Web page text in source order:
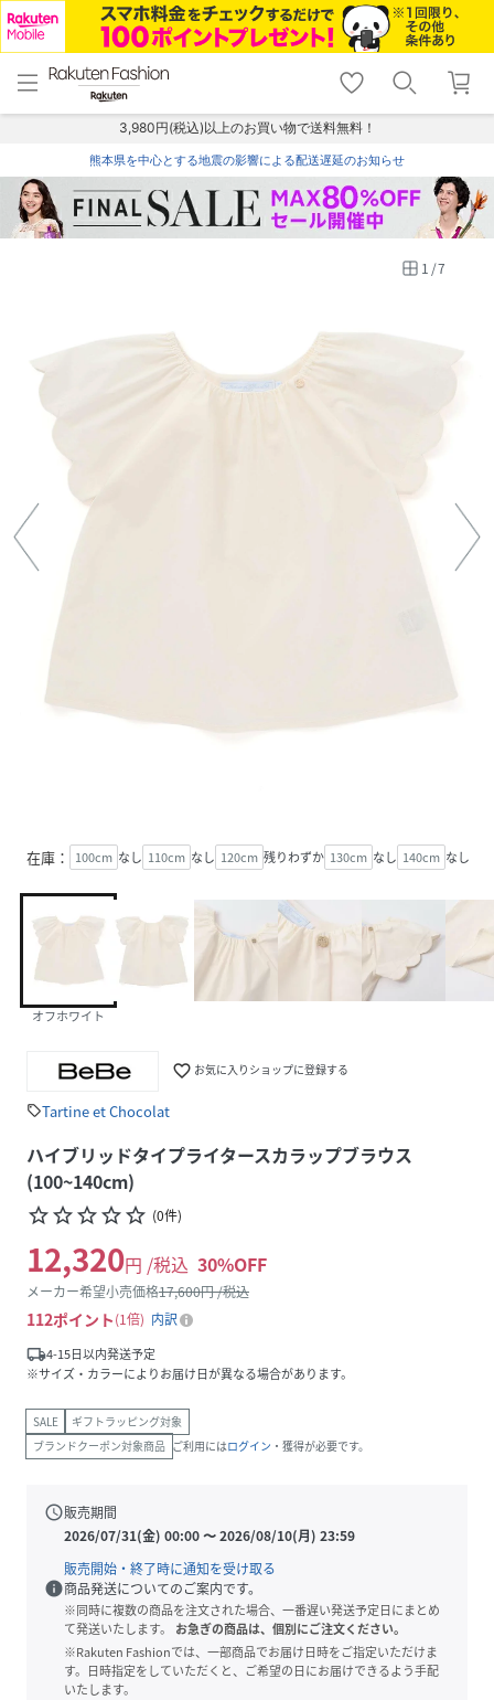
menu home
トップ
shopping_cart lock_outline
ログイン
3,980円(税込)以上のお買い物で送料無料！
熊本県を中心とする地震の影響による配送遅延のお知らせ
1 /7
在庫： 100cm なし 110cm なし 120cm 残りわずか 130cm なし 140cm なし
オフホワイト
favorite_border お気に入りショップに登録する
sellTartine et Chocolat
ハイブリッドタイプライタースカラップブラウス
(100~140cm)
star_borderstar_borderstar_borderstar_borderstar_border (0件)
12,320円 /税込 30%OFF
メーカー希望小売価格17,600円 /税込
112ポイント 1倍
内訳
local_shipping4-15日以内発送予定
※サイズ・カラーによりお届け日が異なる場合があります。
SALE
ギフトラッピング対象
ブランドクーポン対象商品 ご利用にはログイン ・獲得が必要です。
schedule販売期間
2026/07/31(金) 00:00〜2026/08/10(月) 23:59
販売開始・終了時に通知を受け取る
info商品発送についてのご案内です。
※同時に複数の商品を注文された場合、一番遅い発送予定日にまとめ
て発送いたします。
お急ぎの商品は、個別にご注文ください。
※Rakuten Fashionでは、一部商品でお届け日時をご指定いただけま
す。日時指定をしていただくと、ご希望の日にお届けできるよう手配
いたします。